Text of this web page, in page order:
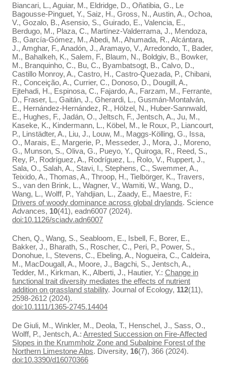
Biancari, L., Aguiar, M., Eldridge, D., Oñatibia, G., Le
Bagousse-Pinguet, Y., Saiz, H., Gross, N., Austin, A., Ochoa,
V., Gozalo, B., Asensio, S., Guirado, E., Valencia, E.,
Berdugo, M., Plaza, C., Martínez-Valderrama, J., Mendoza,
B., García-Gómez, M., Abedi, M., Ahumada, R., Alcántara,
J., Amghar, F., Anadón, J., Aramayo, V., Arredondo, T., Bader,
M., Bahalkeh, K., Salem, F., Blaum, N., Boldgiv, B., Bowker,
M., Branquinho, C., Bu, C., Byambatsogt, B., Calvo, D.,
Castillo Monroy, A., Castro, H., Castro-Quezada, P., Chibani,
R., Conceição, A., Currier, C., Donoso, D., Dougill, A.,
Ejtehadi, H., Espinosa, C., Fajardo, A., Farzam, M., Ferrante,
D., Fraser, L., Gaitán, J., Gherardi, L., Gusmán-Montalván,
E., Hernández-Hernández, R., Hölzel, N., Huber-Sannwald,
E., Hughes, F., Jadán, O., Jeltsch, F., Jentsch, A., Ju, M.,
Kaseke, K., Kindermann, L., Köbel, M., le Roux, P., Liancourt,
P., Linstädter, A., Liu, J., Louw, M., Maggs-Kölling, G., Issa,
O., Marais, E., Margerie, P., Messeder, J., Mora, J., Moreno,
G., Munson, S., Oliva, G., Pueyo, Y., Quiroga, R., Reed, S.,
Rey, P., Rodríguez, A., Rodríguez, L., Rolo, V., Ruppert, J.,
Sala, O., Salah, A., Stavi, I., Stephens, C., Swemmer, A.,
Teixido, A., Thomas, A., Throop, H., Tielbörger, K., Travers,
S., van den Brink, L., Wagner, V., Wamiti, W., Wang, D.,
Wang, L., Wolff, P., Yahdjian, L., Zaady, E., Maestre, F.:
Drivers of woody dominance across global drylands. Science
Advances, 10(41), eadn6007 (2024).
doi:10.1126/sciadv.adn6007
Chen, Q., Wang, S., Seabloom, E., Isbell, F., Borer, E.,
Bakker, J., Bharath, S., Roscher, C., Peri, P., Power, S.,
Donohue, I., Stevens, C., Ebeling, A., Nogueira, C., Caldeira,
M., MacDougall, A., Moore, J., Bagchi, S., Jentsch, A.,
Tedder, M., Kirkman, K., Alberti, J., Hautier, Y.: Change in
functional trait diversity mediates the effects of nutrient
addition on grassland stability. Journal of Ecology, 112(11),
2598-2612 (2024).
doi:10.1111/1365-2745.14404
De Giuli, M., Winkler, M., Deola, T., Henschel, J., Sass, O.,
Wolff, P., Jentsch, A.: Arrested Succession on Fire-Affected
Slopes in the Krummholz Zone and Subalpine Forest of the
Northern Limestone Alps. Diversity, 16(7), 366 (2024).
doi:10.3390/d16070366